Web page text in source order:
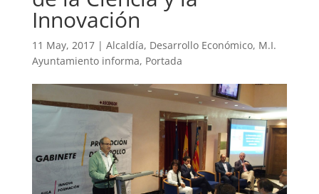
Innovación
11 May, 2017| Alcaldía, Desarrollo Económico, M.I.
Ayuntamiento informa, Portada